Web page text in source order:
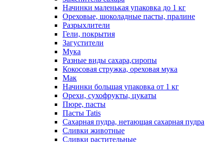
Начинки маленькая упаковка до 1 кг
Ореховые, шоколадные пасты, пралине
Разрыхлители
Гели, покрытия
Загустители
Мука
Разные виды сахара,сиропы
Кокосовая стружка, ореховая мука
Мак
Начинки большая упаковка от 1 кг
Орехи, сухофрукты, цукаты
Пюре, пасты
Пасты Tatis
Сахарная пудра, нетающая сахарная пудра
Сливки животные
Сливки растительные